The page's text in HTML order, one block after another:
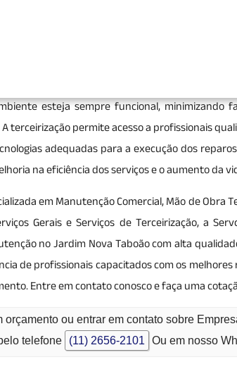
e outros sistemas essenciais. A
esteja sempre funcional, minimizando
terceirização permite acesso a profissionais
adequadas para a execução dos
na eficiência dos serviços e o aumento da
em Manutenção Comercial, Mão de Obra
Gerais e Serviços de Terceirização, a
no Jardim Nova Taboão com alta
de profissionais capacitados com os
Entre em contato conosco e faça uma
orçamento ou entrar em contato sobre
telefone
(11) 2656-2101 Ou em nosso